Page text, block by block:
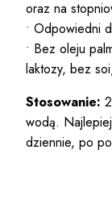
oraz na
• Odpowiedni
• Bez oleju
laktozy, bez
Stosowanie:
wodą.
dziennie, po